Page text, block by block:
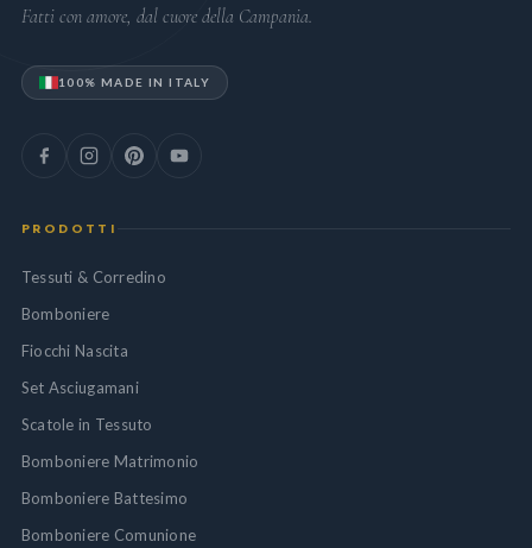
Fatti con amore, dal cuore della Campania.
100% MADE IN ITALY
PRODOTTI
Tessuti & Corredino
Bomboniere
Fiocchi Nascita
Set Asciugamani
Scatole in Tessuto
Bomboniere Matrimonio
Bomboniere Battesimo
Bomboniere Comunione